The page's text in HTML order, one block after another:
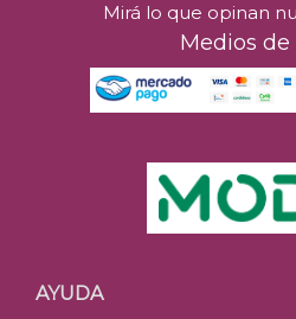
Mirá lo que opinan
Medios de
AYUDA